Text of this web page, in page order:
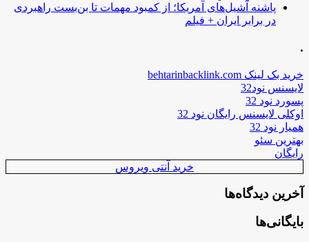
پاشنه آشیل‌های آمریکا؛ از کمبود مهمات تا بن‌بست راهبردی
در برابر ایران + فیلم
.
خرید بک لینک behtarinbacklink.com
لایسنس نود32
پسورد نود 32
اوکلی لایسنس رایگان نود 32
همیار نود 32
بهترین سئو
رایگان
خرید آنتی ویروس
آخرین دیدگاه‌ها
بایگانی‌ها